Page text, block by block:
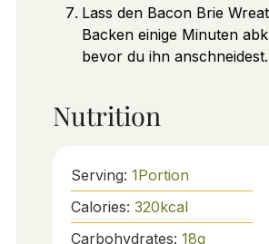
Lass den Bacon Brie
Backen einige Minuten
bevor du ihn anschneidest.
Nutrition
Serving: 1Portion
Calories: 320kcal
Carbohydrates: 18g